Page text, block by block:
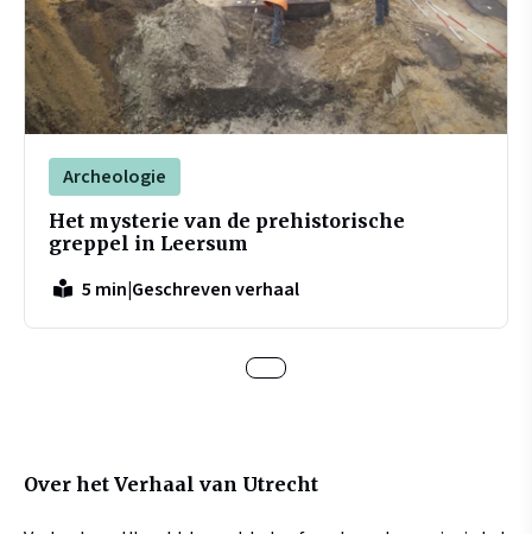
Archeologie
Het mysterie van de prehistorische
greppel in Leersum
5 min|Geschreven verhaal
Over het Verhaal van Utrecht